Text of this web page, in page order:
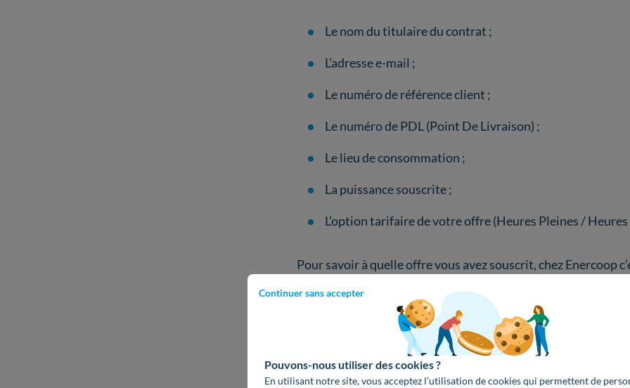
Continuer sans accepter
Pouvons-nous utiliser des cookies ?
En utilisant notre site, vous acceptez l’utilisation de cookies qui permettent de
Le nom du titulaire du contrat ;
L’adresse e-mail ;
Le numéro de référence client ;
Le numéro de PDL (Point De Livraison) ;
Le lieu de consommation ;
La puissance souscrite ;
L’option tarifaire de votre offre (Heures Pleines / Heures
Pour savoir à quelle offre vous avez souscrit, chez Enercoop
Juste en dessous, vous trouverez également un
récapitulatif
. Il est notamment indiqué le numéro d’Enedis
électrique, ainsi que les coordonnées du service client pour